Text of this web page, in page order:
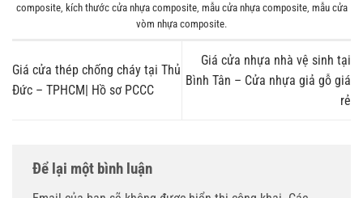
composite, kích thước cửa nhựa composite, mẫu cửa nhựa composite, mẫu cửa
vòm nhựa composite.
Giá cửa thép chống cháy tại Thủ
Đức – TPHCM| Hồ sơ PCCC
Giá cửa nhựa nhà vệ sinh tại
Bình Tân – Cửa nhựa giả gỗ giá
rẻ
Để lại một bình luận